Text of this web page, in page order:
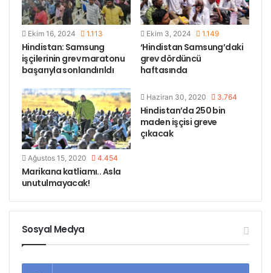
Yüz binlerce maden işçisi, özelleştirme saldırısına
karşı 2019 yılı Ekim ayında da ülke çapında grev
yapmıştı.
Etiketler hindistan madenci grevi
Ekim 16, 2024 1.113
Hindistan: Samsung
işçilerinin grev maratonu
başarıyla sonlandırıldı
Ekim 3, 2024 1.149
‘Hindistan Samsung’daki
grev dördüncü
haftasında
Ağustos 15, 2020 4.454
Marikana katliamı.. Asla
unutulmayacak!
Haziran 30, 2020 3.764
Hindistan’da 250 bin
maden işçisi greve
çıkacak
Sosyal Medya